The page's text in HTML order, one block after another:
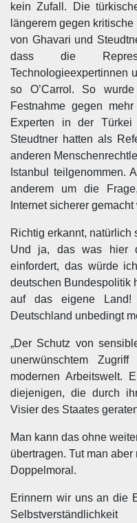
kein Zufall. Die
längerem gegen
von Ghavari und
dass die
Technologieexpertinnen
so O’Carrol. So
Festnahme gegen
Experten in der Türkei
Steudtner hatten als
anderen
Istanbul teilgenommen.
anderem um die
Internet sicherer gemacht
Richtig erkannt, natürlich
Und ja, das was hier
einfordert, das würde
deutschen Bundespolitik
auf das eigene
Deutschland unbedingt
„Der Schutz von
unerwünschtem
modernen Arbeitswelt.
diejenigen, die durch
Visier des Staates
Man kann das ohne
übertragen. Tut man
Doppelmoral.
Erinnern wir uns an die